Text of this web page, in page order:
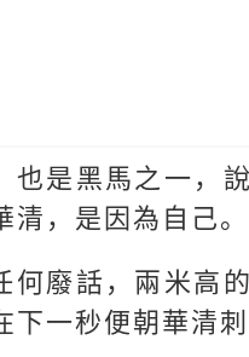
也是黑馬之一，
，是因為自己。
何廢話，兩米高
一秒便朝華清刺